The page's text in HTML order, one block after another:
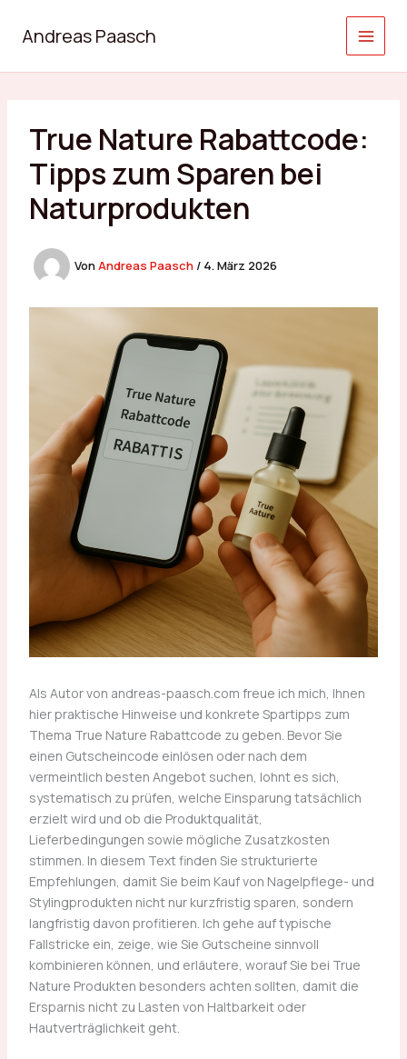
InhaltAndreas Paasch
True Nature Rabattcode:
Tipps zum Sparen bei
Naturprodukten
Von Andreas Paasch / 4. März 2026
Als Autor von andreas-paasch.com freue ich mich, Ihnen
hier praktische Hinweise und konkrete Spartipps zum
Thema True Nature Rabattcode zu geben. Bevor Sie
einen Gutscheincode einlösen oder nach dem
vermeintlich besten Angebot suchen, lohnt es sich,
systematisch zu prüfen, welche Einsparung tatsächlich
erzielt wird und ob die Produktqualität,
Lieferbedingungen sowie mögliche Zusatzkosten
stimmen. In diesem Text finden Sie strukturierte
Empfehlungen, damit Sie beim Kauf von Nagelpflege- und
Stylingprodukten nicht nur kurzfristig sparen, sondern
langfristig davon profitieren. Ich gehe auf typische
Fallstricke ein, zeige, wie Sie Gutscheine sinnvoll
kombinieren können, und erläutere, worauf Sie bei True
Nature Produkten besonders achten sollten, damit die
Ersparnis nicht zu Lasten von Haltbarkeit oder
Hautverträglichkeit geht.